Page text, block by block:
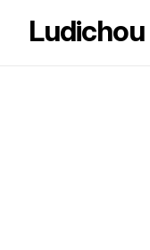
Ludichou